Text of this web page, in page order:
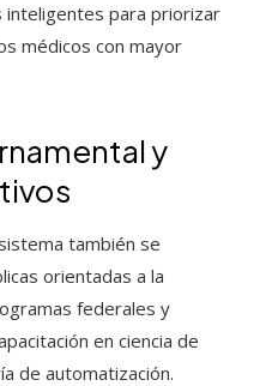
inteligentes para priorizar
médicos con mayor
y
también se
orientadas a la
federales y
en ciencia de
de automatización.